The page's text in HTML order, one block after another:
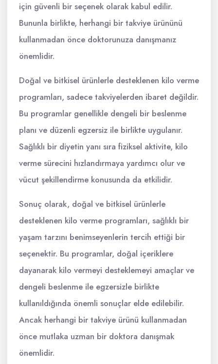
için güvenli bir seçenek olarak kabul edilir.
Bununla birlikte, herhangi bir takviye ürününü
kullanmadan önce doktorunuza danışmanız
önemlidir.
Doğal ve bitkisel ürünlerle desteklenen kilo verme
programları, sadece takviyelerden ibaret değildir.
Bu programlar genellikle dengeli bir beslenme
planı ve düzenli egzersiz ile birlikte uygulanır.
Sağlıklı bir diyetin yanı sıra fiziksel aktivite, kilo
verme sürecini hızlandırmaya yardımcı olur ve
vücut şekillendirme konusunda da etkilidir.
Sonuç olarak, doğal ve bitkisel ürünlerle
desteklenen kilo verme programları, sağlıklı bir
yaşam tarzını benimseyenlerin tercih ettiği bir
seçenektir. Bu programlar, doğal içeriklere
dayanarak kilo vermeyi desteklemeyi amaçlar ve
dengeli beslenme ile egzersizle birlikte
kullanıldığında önemli sonuçlar elde edilebilir.
Ancak herhangi bir takviye ürünü kullanmadan
önce mutlaka uzman bir doktora danışmak
önemlidir.